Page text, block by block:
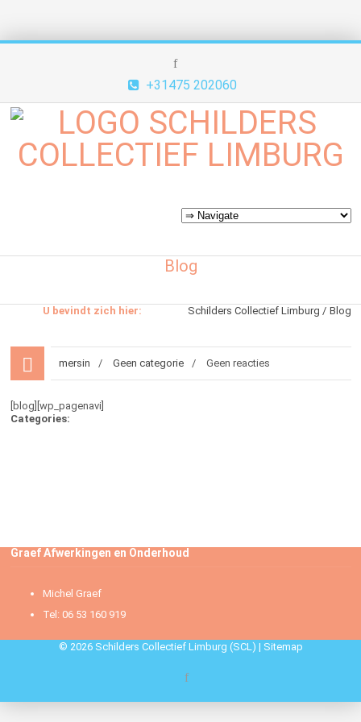
+31475 202060
Blog
U bevindt zich hier: Schilders Collectief Limburg Blog
mersin Geen categorie Geen reacties
[blog][wp_pagenavi]
Categories:
Graef Afwerkingen en Onderhoud
Michel Graef
Tel: 06 53 160 919
© 2026 Schilders Collectief Limburg (SCL) | Sitemap